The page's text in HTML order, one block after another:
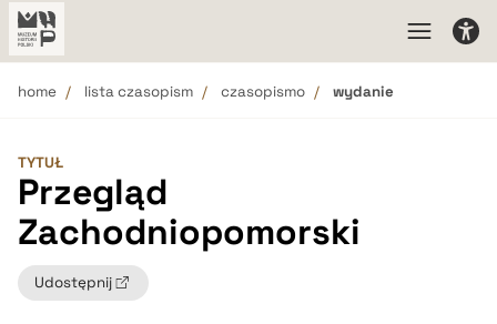
home lista czasopism czasopismo wydanie
TYTUŁ
Przegląd
Zachodniopomorski
Udostępnij